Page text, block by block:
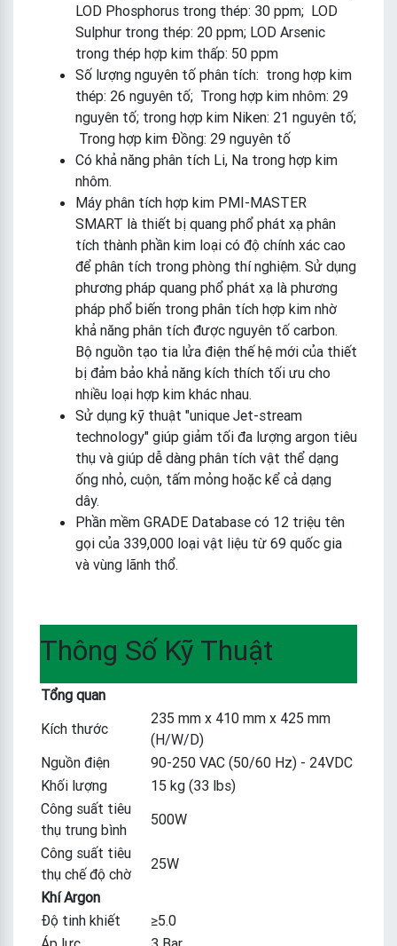
LOD Phosphorus trong thép: 30 ppm; LOD
Sulphur trong thép: 20 ppm; LOD Arsenic
trong thép hợp kim thấp: 50 ppm
Số lượng nguyên tố phân tích: trong hợp kim
thép: 26 nguyên tố; Trong hợp kim nhôm: 29
nguyên tố; trong hợp kim Niken: 21 nguyên tố;
Trong hợp kim Đồng: 29 nguyên tố
Có khả năng phân tích Li, Na trong hợp kim
nhôm.
Máy phân tích hợp kim PMI-MASTER
SMART là thiết bị quang phổ phát xạ phân
tích thành phần kim loại có độ chính xác cao
để phân tích trong phòng thí nghiệm. Sử dụng
phương pháp quang phổ phát xạ là phương
pháp phổ biến trong phân tích hợp kim nhờ
khả năng phân tích được nguyên tố carbon.
Bộ nguồn tạo tia lửa điện thế hệ mới của thiết
bị đảm bảo khả năng kích thích tối ưu cho
nhiều loại hợp kim khác nhau.
Sử dụng kỹ thuật "unique Jet-stream
technology" giúp giảm tối đa lượng argon tiêu
thụ và giúp dễ dàng phân tích vật thể dạng
ống nhỏ, cuộn, tấm mỏng hoặc kể cả dạng
dây.
Phần mềm GRADE Database có 12 triệu tên
gọi của 339,000 loại vật liệu từ 69 quốc gia
và vùng lãnh thổ.
Thông Số Kỹ Thuật
Tổng quan
Kích thước
235 mm x 410 mm x 425 mm
(H/W/D)
Nguồn điện
90-250 VAC (50/60 Hz) - 24VDC
Khối lượng
15 kg (33 lbs)
Công suất tiêu
thụ trung bình
500W
Công suất tiêu
thụ chế độ chờ
25W
Khí Argon
Độ tinh khiết
≥5.0